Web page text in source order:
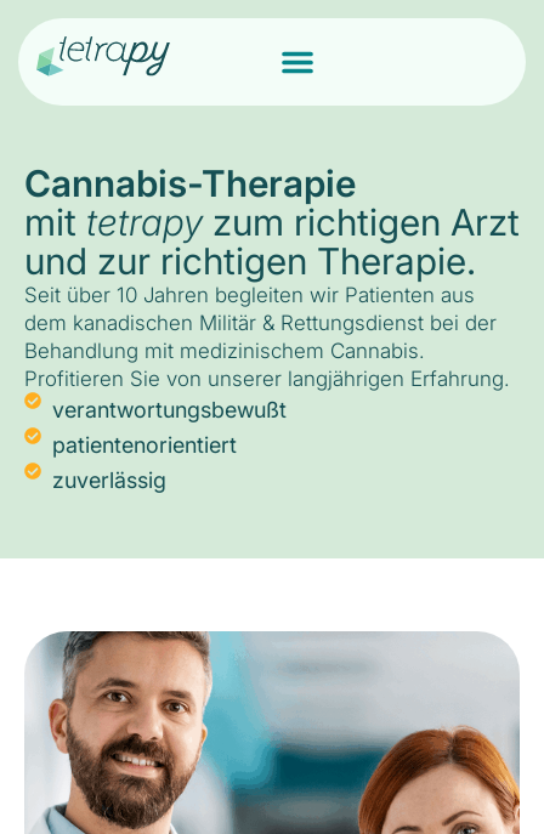
Cannabis-Therapie
mit tetrapyzum richtigen Arzt
und zur richtigen Therapie.
Seit über 10 Jahren begleiten wir Patienten aus
dem kanadischen Militär & Rettungsdienst bei der
Behandlung mit medizinischem Cannabis.
Profitieren Sie von unserer langjährigen Erfahrung.
verantwortungsbewußt
patientenorientiert
zuverlässig